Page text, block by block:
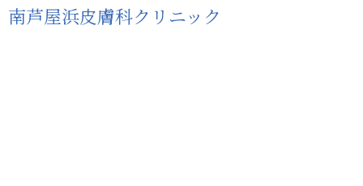
南芦屋浜皮膚科クリニック